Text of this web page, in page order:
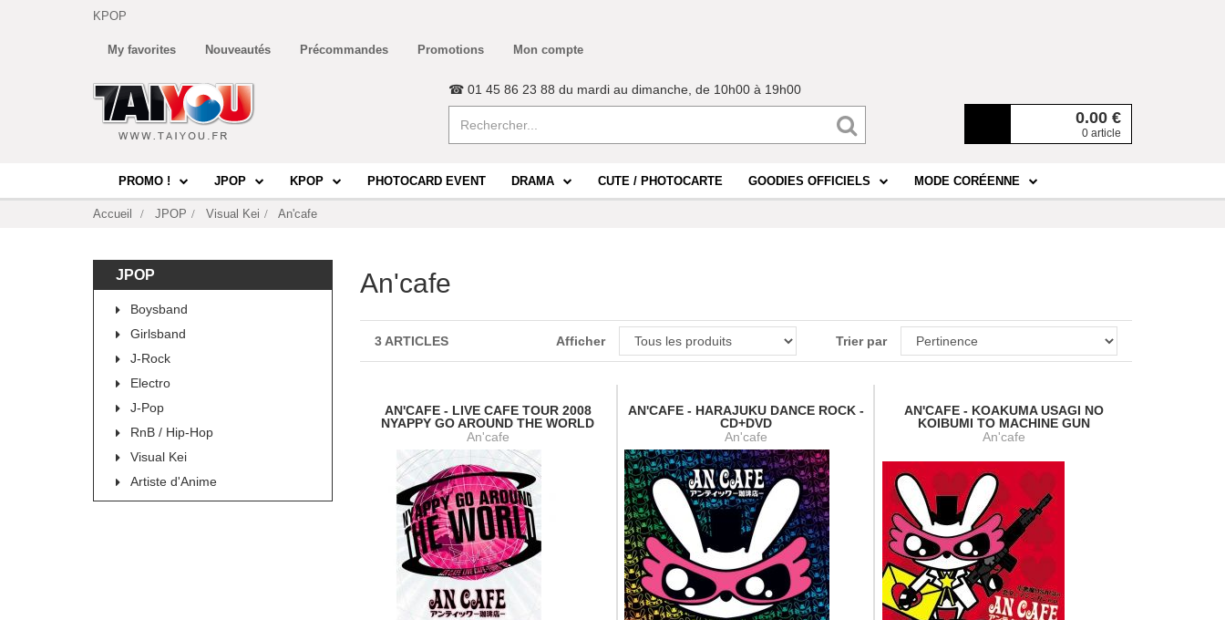
KPOP
My favorites Nouveautés Précommandes Promotions Mon compte
0.00 €
0 article
☎ 01 45 86 23 88 du mardi au dimanche, de 10h00 à 19h00
PROMO ! JPOP KPOP PHOTOCARD EVENT DRAMA CUTE / PHOTOCARTE GOODIES OFFICIELS MODE CORÉENNE
Accueil JPOP Visual Kei An'cafe
JPOP
Boysband
Girlsband
J-Rock
Electro
J-Pop
RnB / Hip-Hop
Visual Kei
Artiste d'Anime
An'cafe
3 ARTICLES Afficher Trier par
AN'CAFE - LIVE CAFE TOUR 2008
NYAPPY GO AROUND THE WORLD
An'cafe
AN'CAFE - HARAJUKU DANCE ROCK -
CD+DVD
An'cafe
AN'CAFE - KOAKUMA USAGI NO
KOIBUMI TO MACHINE GUN
An'cafe